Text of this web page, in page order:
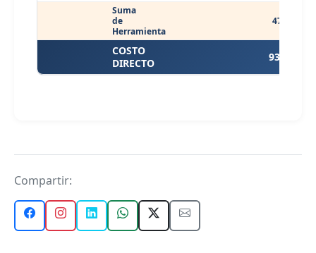
Suma
de
Herramienta
47.04
COSTO
DIRECTO
93.54
Compartir: